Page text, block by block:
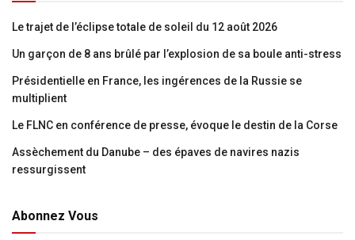
Le trajet de l’éclipse totale de soleil du 12 août 2026
Un garçon de 8 ans brûlé par l’explosion de sa boule anti-stress
Présidentielle en France, les ingérences de la Russie se
multiplient
Le FLNC en conférence de presse, évoque le destin de la Corse
Assèchement du Danube – des épaves de navires nazis
ressurgissent
Abonnez Vous